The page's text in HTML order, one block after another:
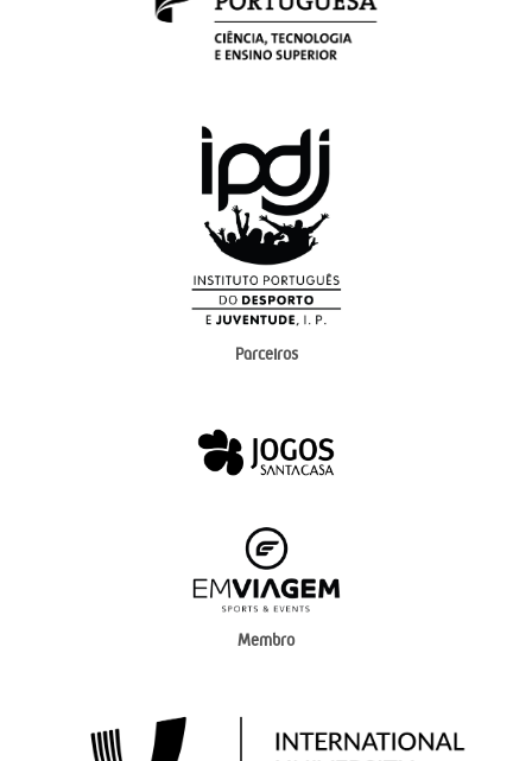
Parceiros
Membro